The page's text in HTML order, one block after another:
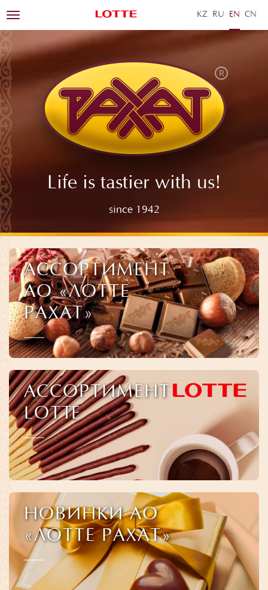
KZ RU EN ZH
Life is tastier with us!
since 1942
Toggle
navigation
АССОРТИМЕНТ
АО «ЛОТТЕ
РАХАТ»
АССОРТИМЕНТ
LOTTE
НОВИНКИ АО
«ЛОТТЕ РАХАТ»